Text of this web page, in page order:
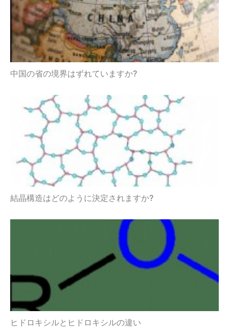
中国の省の境界はずれていますか?
結晶構造はどのように決定されますか?
ヒドロキシルとヒドロキシルの違い